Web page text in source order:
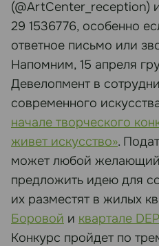
(@ArtCenter_reception)
29 1536776, особенно
ответное письмо или
Напомним, 15 апреля
Девелопмент в
современного
начале творческого
живет искусство».
может любой
предложить идею для
их разместят в жилых
Боровой и квартале
Конкурс пройдет по